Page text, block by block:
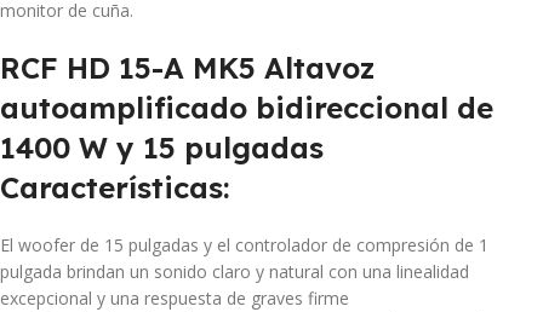
monitor de cuña.
RCF HD 15-A MK5 Altavoz
autoamplificado bidireccional de
1400 W y 15 pulgadas
Características:
El woofer de 15 pulgadas y el controlador de compresión de 1
pulgada brindan un sonido claro y natural con una linealidad
excepcional y una respuesta de graves firme